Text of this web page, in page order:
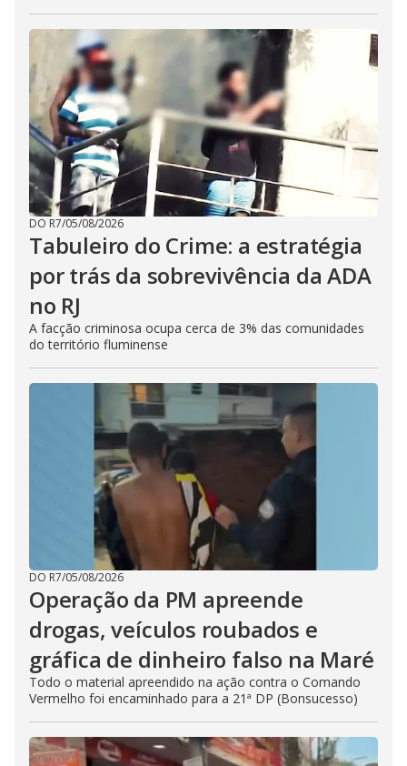
DO R7/05/08/2026
Tabuleiro do Crime: a estratégia
por trás da sobrevivência da ADA
no RJ
A facção criminosa ocupa cerca de 3% das comunidades
do território fluminense
DO R7/05/08/2026
Operação da PM apreende
drogas, veículos roubados e
gráfica de dinheiro falso na Maré
Todo o material apreendido na ação contra o Comando
Vermelho foi encaminhado para a 21ª DP (Bonsucesso)